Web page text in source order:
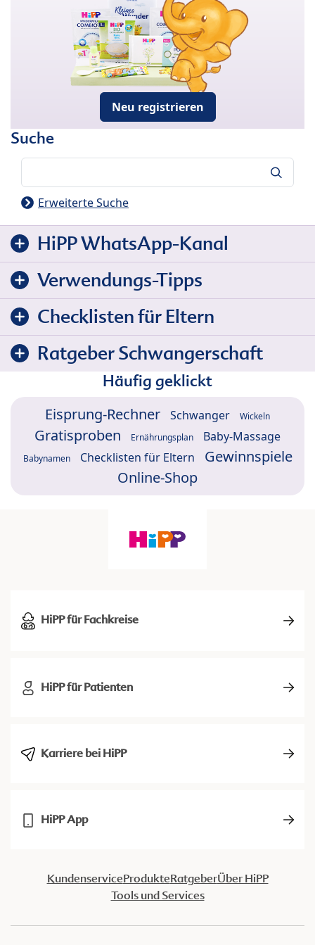
Neu registrieren
Suche
Erweiterte Suche
HiPP WhatsApp-Kanal
Verwendungs-Tipps
Checklisten für Eltern
Ratgeber Schwangerschaft
Häufig geklickt
Eisprung-Rechner Schwanger Wickeln
Gratisproben Ernährungsplan Baby-Massage
Babynamen Checklisten für Eltern
Gewinnspiele
Online-Shop
HiPP für Fachkreise
HiPP für Patienten
Karriere bei HiPP
HiPP App
KundenserviceProdukteRatgeberÜber HiPP
Tools und Services